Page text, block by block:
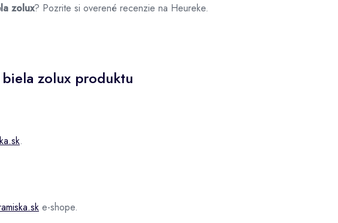
zolux? Pozrite si overené recenzie na Heureke.
zolux produktu
.
e-shope.